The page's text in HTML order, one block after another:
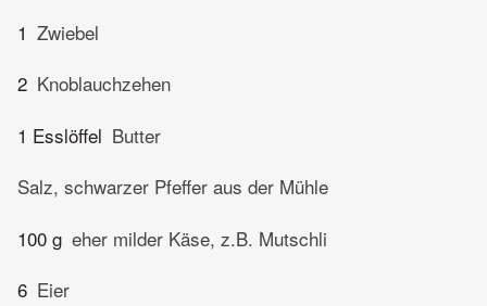
1 Zwiebel
2 Knoblauchzehen
1 Esslöffel Butter
Salz, schwarzer Pfeffer aus der Mühle
100 g eher milder Käse, z.B. Mutschli
6 Eier